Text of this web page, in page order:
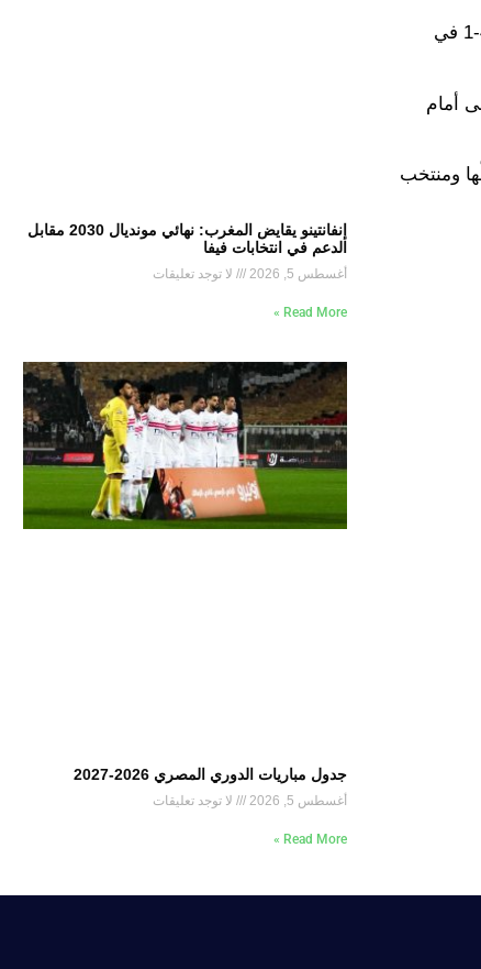
وكان الكتلان آنذاك متأخرين 2-1، وكانت الفرصة مواتية للتعديل، إلا أن البولندي أهدر الركلة في المواجهة التي خسرها البلوجرانا 4-1 في
مع برشلونة على مدار 4 أعوام (الأولى أمام
الأندية التي مثلّها ومنتخب
إنفانتينو يقايض المغرب: نهائي مونديال 2030 مقابل
الدعم في انتخابات فيفا
أغسطس 5, 2026 لا توجد تعليقات
Read More »
جدول مباريات الدوري المصري 2026-2027
أغسطس 5, 2026 لا توجد تعليقات
Read More »